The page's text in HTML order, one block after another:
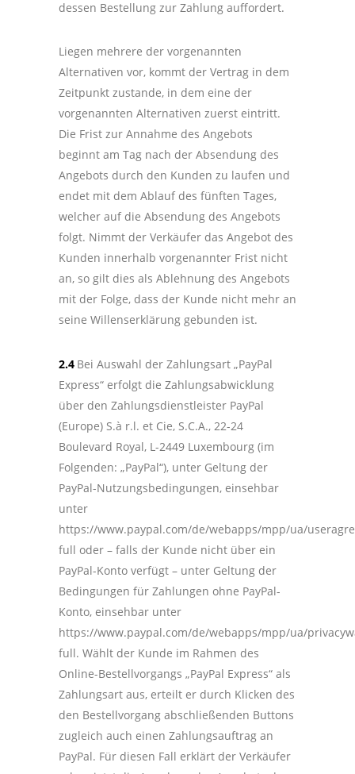
dessen Bestellung zur Zahlung auffordert.
Liegen mehrere der vorgenannten
Alternativen vor, kommt der Vertrag in dem
Zeitpunkt zustande, in dem eine der
vorgenannten Alternativen zuerst eintritt.
Die Frist zur Annahme des Angebots
beginnt am Tag nach der Absendung des
Angebots durch den Kunden zu laufen und
endet mit dem Ablauf des fünften Tages,
welcher auf die Absendung des Angebots
folgt. Nimmt der Verkäufer das Angebot des
Kunden innerhalb vorgenannter Frist nicht
an, so gilt dies als Ablehnung des Angebots
mit der Folge, dass der Kunde nicht mehr an
seine Willenserklärung gebunden ist.
2.4 Bei Auswahl der Zahlungsart „PayPal
Express“ erfolgt die Zahlungsabwicklung
über den Zahlungsdienstleister PayPal
(Europe) S.à r.l. et Cie, S.C.A., 22-24
Boulevard Royal, L-2449 Luxembourg (im
Folgenden: „PayPal“), unter Geltung der
PayPal-Nutzungsbedingungen, einsehbar
unter
https://www.paypal.com/de/webapps/mpp/ua/
full oder – falls der Kunde nicht über ein
PayPal-Konto verfügt – unter Geltung der
Bedingungen für Zahlungen ohne PayPal-
Konto, einsehbar unter
https://www.paypal.com/de/webapps/mpp/ua/
full. Wählt der Kunde im Rahmen des
Online-Bestellvorgangs „PayPal Express“ als
Zahlungsart aus, erteilt er durch Klicken des
den Bestellvorgang abschließenden Buttons
zugleich auch einen Zahlungsauftrag an
PayPal. Für diesen Fall erklärt der Verkäufer